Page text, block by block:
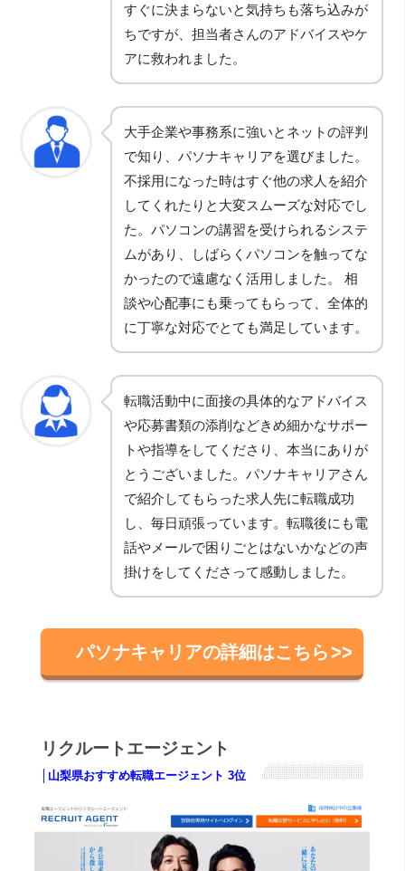
すぐに決まらないと気持ちも落ち込みが
ちですが、担当者さんのアドバイスやケ
アに救われました。
大手企業や事務系に強いとネットの評判
で知り、パソナキャリアを選びました。
不採用になった時はすぐ他の求人を紹介
してくれたりと大変スムーズな対応でし
た。パソコンの講習を受けられるシステ
ムがあり、しばらくパソコンを触ってな
かったので遠慮なく活用しました。 相
談や心配事にも乗ってもらって、全体的
に丁寧な対応でとても満足しています。
転職活動中に面接の具体的なアドバイス
や応募書類の添削などきめ細かなサポー
トや指導をしてくださり、本当にありが
とうございました。パソナキャリアさん
で紹介してもらった求人先に転職成功
し、毎日頑張っています。転職後にも電
話やメールで困りごとはないかなどの声
掛けをしてくださって感動しました。
パソナキャリアの詳細はこちら
リクルートエージェント
│山梨県おすすめ転職エージェント 3位